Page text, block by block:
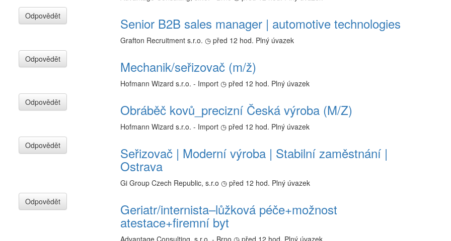
Odpovědět Senior B2B sales manager | automotive technologies
Grafton Recruitment s.r.o. ◷ před 12 hod. Plný úvazek
Odpovědět Mechanik/seřizovač (m/ž)
Hofmann Wizard s.r.o. - Import ◷ před 12 hod. Plný úvazek
Odpovědět Obráběč kovů_precizní Česká výroba (M/Z)
Hofmann Wizard s.r.o. - Import ◷ před 12 hod. Plný úvazek
Odpovědět Seřizovač | Moderní výroba | Stabilní zaměstnání |
Ostrava
Gi Group Czech Republic, s.r.o ◷ před 12 hod. Plný úvazek
Odpovědět Geriatr/internista–lůžková péče+možnost
atestace+firemní byt
Advantage Consulting, s.r.o. - Brno ◷ před 12 hod. Plný úvazek